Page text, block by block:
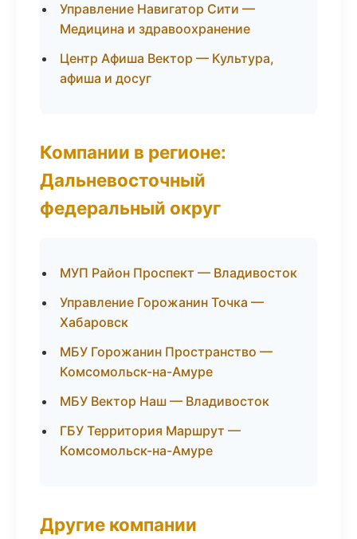
Управление Навигатор Сити —
Медицина и здравоохранение
Центр Афиша Вектор — Культура,
афиша и досуг
Компании в регионе:
Дальневосточный
федеральный округ
МУП Район Проспект — Владивосток
Управление Горожанин Точка —
Хабаровск
МБУ Горожанин Пространство —
Комсомольск-на-Амуре
МБУ Вектор Наш — Владивосток
ГБУ Территория Маршрут —
Комсомольск-на-Амуре
Другие компании